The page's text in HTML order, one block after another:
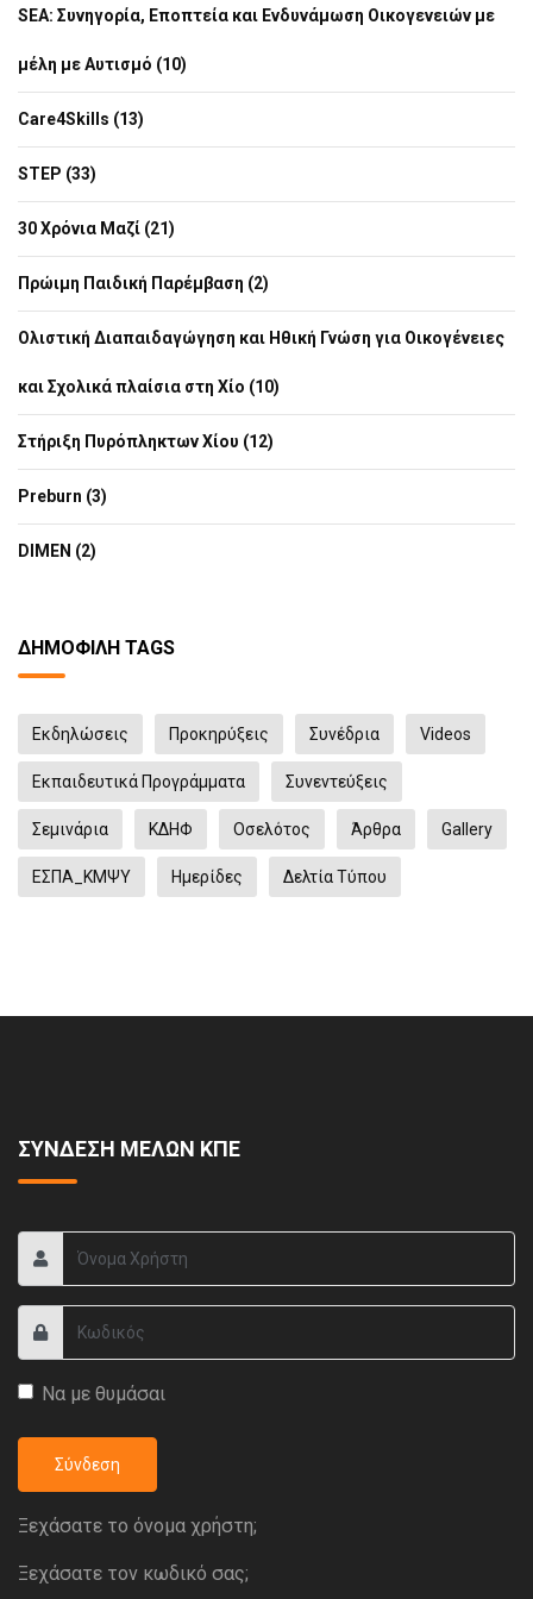
SEA: Συνηγορία, Εποπτεία και Ενδυνάμωση Οικογενειών με
μέλη με Αυτισμό (10)
Care4Skills (13)
STEP (33)
30 Χρόνια Μαζί (21)
Πρώιμη Παιδική Παρέμβαση (2)
Ολιστική Διαπαιδαγώγηση και Ηθική Γνώση για Οικογένειες
και Σχολικά πλαίσια στη Χίο (10)
Στήριξη Πυρόπληκτων Χίου (12)
Preburn (3)
DIMEN (2)
ΔΗΜΟΦΙΛΉ TAGS
Eκδηλώσεις Προκηρύξεις Συνέδρια Videos
Εκπαιδευτικά Προγράμματα Συνεντεύξεις
Σεμινάρια ΚΔΗΦ Οσελότος Άρθρα Gallery
ΕΣΠΑ_ΚΜΨΥ Ημερίδες Δελτία Τύπου
ΣΥΝΔΕΣΗ ΜΕΛΩΝ ΚΠΕ
Να με θυμάσαι
Σύνδεση
Ξεχάσατε το όνομα χρήστη;
Ξεχάσατε τον κωδικό σας;